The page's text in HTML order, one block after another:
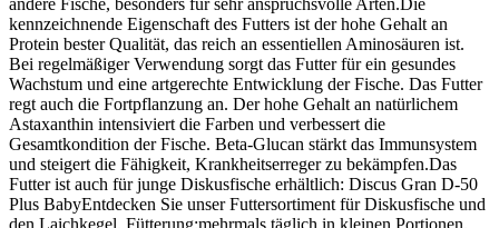
andere Fische, besonders für sehr anspruchsvolle Arten.Die
kennzeichnende Eigenschaft des Futters ist der hohe Gehalt an
Protein bester Qualität, das reich an essentiellen Aminosäuren ist.
Bei regelmäßiger Verwendung sorgt das Futter für ein gesundes
Wachstum und eine artgerechte Entwicklung der Fische. Das Futter
regt auch die Fortpflanzung an. Der hohe Gehalt an natürlichem
Astaxanthin intensiviert die Farben und verbessert die
Gesamtkondition der Fische. Beta-Glucan stärkt das Immunsystem
und steigert die Fähigkeit, Krankheitserreger zu bekämpfen.Das
Futter ist auch für junge Diskusfische erhältlich: Discus Gran D-50
Plus BabyEntdecken Sie unser Futtersortiment für Diskusfische und